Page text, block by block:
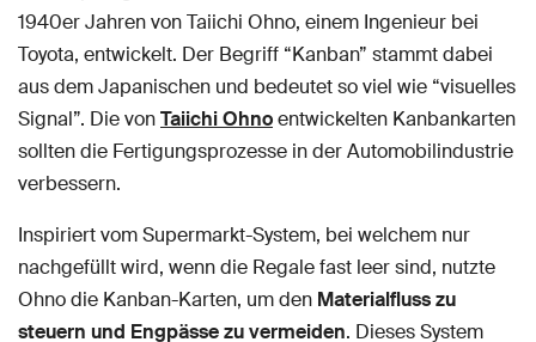
1940er Jahren von Taiichi Ohno, einem Ingenieur bei
Toyota, entwickelt. Der Begriff “Kanban” stammt dabei
aus dem Japanischen und bedeutet so viel wie “visuelles
Signal”. Die vonTaiichi Ohnoentwickelten Kanbankarten
sollten die Fertigungsprozesse in der Automobilindustrie
verbessern.
Inspiriert vom Supermarkt-System, bei welchem nur
nachgefüllt wird, wenn die Regale fast leer sind, nutzte
Ohno die Kanban-Karten, um den Materialfluss zu
steuern und Engpässe zu vermeiden. Dieses System